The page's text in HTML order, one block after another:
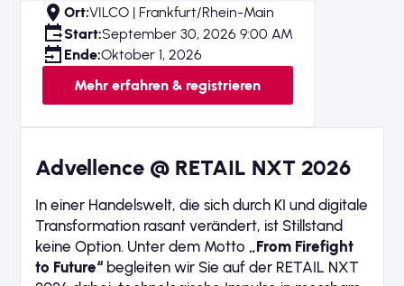
Advellence @ RETAIL NXT 2026
In einer Handelswelt, die sich durch KI und digitale
Transformation rasant verändert, ist Stillstand
keine Option. Unter dem Motto „From Firefight
to Future“ begleiten wir Sie auf der RETAIL NXT
Ort;VILCO | Frankfurt/Rhein-Main
Start:September 30, 2026 9:00 AM
Ende:Oktober 1, 2026
Mehr erfahren & registrieren